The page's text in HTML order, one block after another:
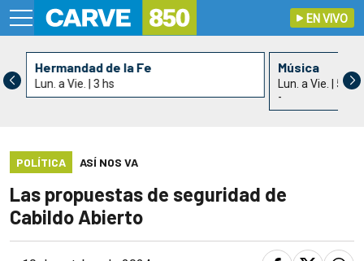
EN VIVO
Hermandad de la Fe
Lun. a Vie. | 3 hs
Música
Lun. a Vie. | 5 hs
-
POLÍTICA ASÍ NOS VA
Las propuestas de seguridad de
Cabildo Abierto